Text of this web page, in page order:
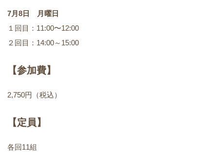
7月8日 月曜日
１回目：11:00〜12:00
２回目：14:00～15:00
【参加費】
2,750円（税込）
【定員】
各回11組